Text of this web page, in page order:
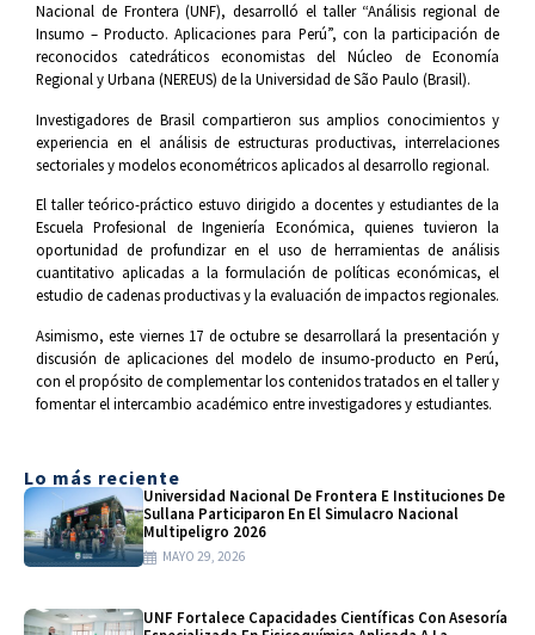
Nacional de Frontera (UNF), desarrolló el taller “Análisis regional de
Insumo – Producto. Aplicaciones para Perú”, con la participación de
reconocidos catedráticos economistas del Núcleo de Economía
Regional y Urbana (NEREUS) de la Universidad de São Paulo (Brasil).
Investigadores de Brasil compartieron sus amplios conocimientos y
experiencia en el análisis de estructuras productivas, interrelaciones
sectoriales y modelos econométricos aplicados al desarrollo regional.
El taller teórico-práctico estuvo dirigido a docentes y estudiantes de la
Escuela Profesional de Ingeniería Económica, quienes tuvieron la
oportunidad de profundizar en el uso de herramientas de análisis
cuantitativo aplicadas a la formulación de políticas económicas, el
estudio de cadenas productivas y la evaluación de impactos regionales.
Asimismo, este viernes 17 de octubre se desarrollará la presentación y
discusión de aplicaciones del modelo de insumo-producto en Perú,
con el propósito de complementar los contenidos tratados en el taller y
fomentar el intercambio académico entre investigadores y estudiantes.
Lo más reciente
Universidad Nacional De Frontera E Instituciones De
Sullana Participaron En El Simulacro Nacional
Multipeligro 2026
MAYO 29, 2026
UNF Fortalece Capacidades Científicas Con Asesoría